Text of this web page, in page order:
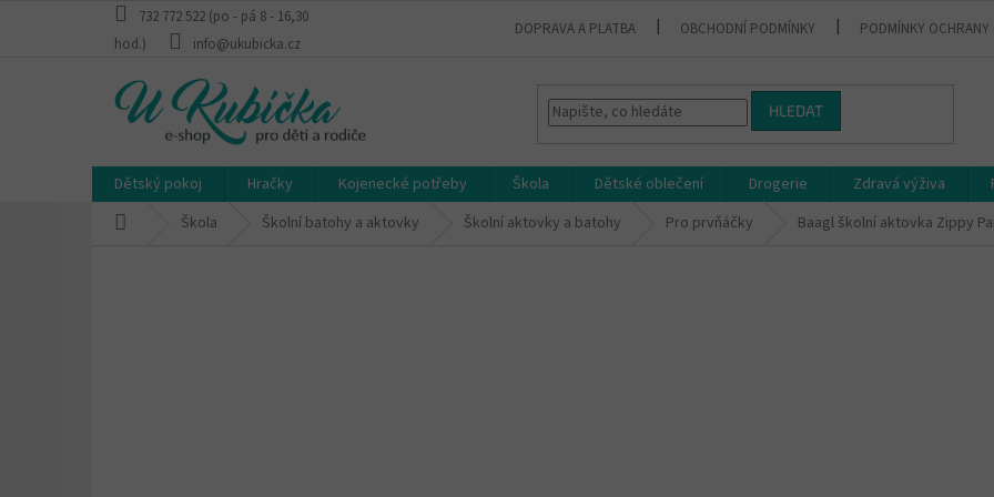
732 772 522 (po - pá 8 - 16,30
hod.)
info@ukubicka.cz
DOPRAVA A PLATBA OBCHODNÍ PODMÍNKY PODMÍNKY OCHRANY
HLEDAT
Dětský pokoj Hračky Kojenecké potřeby Škola Dětské oblečení Drogerie Zdravá výživa
Škola Školní batohy a aktovky Školní aktovky a batohy Pro prvňáčky Baagl školní aktovka Zippy